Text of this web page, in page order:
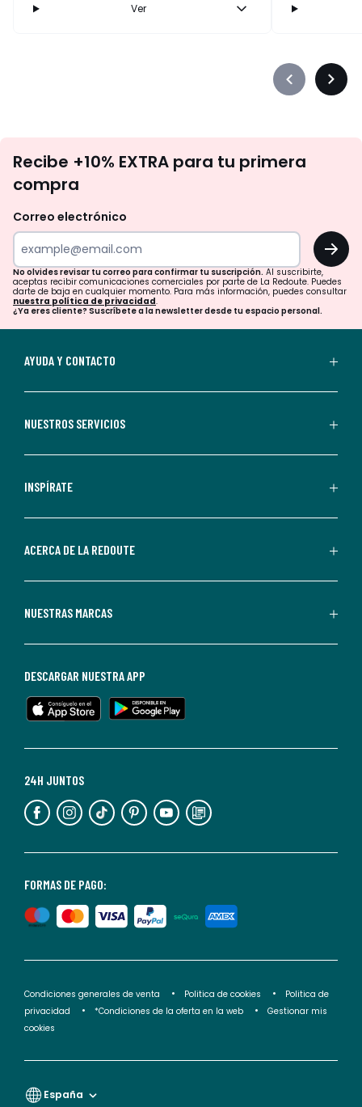
Ver
Précédent
te
tu
para
confirmar
tu
suscripción.
aceptas
comerciales
personalizadas
parte
Redoute.
de
en
cualquier
Para
información,
puedes
nuestra
de
privacidad</2>.
Recibe +10% EXTRA para tu primera
compra
Correo electrónico
OK
No olvides revisar tu correo para confirmar tu suscripción. Al suscribirte,
aceptas recibir comunicaciones comerciales por parte de La Redoute. Puedes
darte de baja en cualquier momento. Para más información, puedes consultar
nuestra política de privacidad.
¿Ya eres cliente? Suscríbete a la newsletter desde tu espacio personal.
AYUDA Y CONTACTO
NUESTROS SERVICIOS
INSPÍRATE
ACERCA DE LA REDOUTE
NUESTRAS MARCAS
FORMAS DE PAGO:
24H JUNTOS
DESCARGAR NUESTRA APP
Condiciones generales de venta Politica de cookies
Politica de
privacidad
*Condiciones de la oferta en la web
Gestionar mis
cookies
España